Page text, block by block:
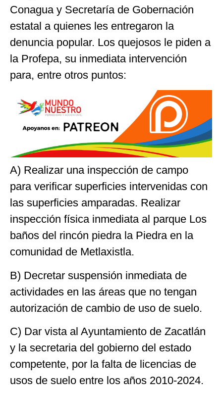
Conagua y Secretaría de Gobernación
estatal a quienes les entregaron la
denuncia popular. Los quejosos le piden a
la Profepa, su inmediata intervención
para, entre otros puntos:
A) Realizar una inspección de campo
para verificar superficies intervenidas con
las superficies amparadas. Realizar
inspección física inmediata al parque Los
baños del rincón piedra la Piedra en la
comunidad de Metlaxistla.
B) Decretar suspensión inmediata de
actividades en las áreas que no tengan
autorización de cambio de uso de suelo.
C) Dar vista al Ayuntamiento de Zacatlán
y la secretaria del gobierno del estado
competente, por la falta de licencias de
usos de suelo entre los años 2010-2024.